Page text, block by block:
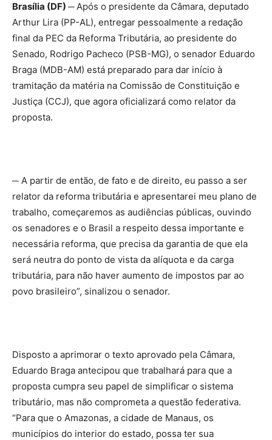
Brasília (DF) ─Após o presidente da Câmara, deputado
Arthur Lira (PP-AL), entregar pessoalmente a redação
final da PEC da Reforma Tributária, ao presidente do
Senado, Rodrigo Pacheco (PSB-MG), o senador Eduardo
Braga (MDB-AM) está preparado para dar início à
tramitação da matéria na Comissão de Constituição e
Justiça (CCJ), que agora oficializará como relator da
proposta.
─ A partir de então, de fato e de direito, eu passo a ser
relator da reforma tributária e apresentarei meu plano de
trabalho, começaremos as audiências públicas, ouvindo
os senadores e o Brasil a respeito dessa importante e
necessária reforma, que precisa da garantia de que ela
será neutra do ponto de vista da alíquota e da carga
tributária, para não haver aumento de impostos par ao
povo brasileiro”, sinalizou o senador.
Disposto a aprimorar o texto aprovado pela Câmara,
Eduardo Braga antecipou que trabalhará para que a
proposta cumpra seu papel de simplificar o sistema
tributário, mas não comprometa a questão federativa.
“Para que o Amazonas, a cidade de Manaus, os
municípios do interior do estado, possa ter sua